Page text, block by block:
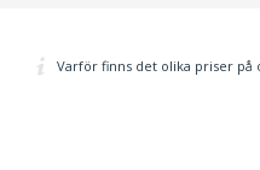
Varför finns det olika priser på